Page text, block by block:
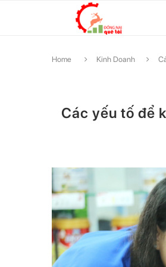
Home Kinh Doanh
Các yếu tố để